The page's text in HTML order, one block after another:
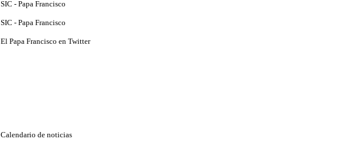
SIC - Papa Francisco
SIC - Papa Francisco
El Papa Francisco en Twitter
Calendario de noticias